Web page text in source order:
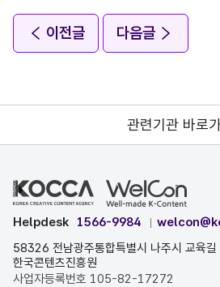
이전글 다음글
관련기관 바로가
Helpdesk 1566-9984
58326 전남광주통합특별시 나주시 교육
한국콘텐츠진흥원
사업자등록번호 105-82-17272